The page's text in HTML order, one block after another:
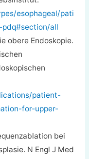
esophageal/pati
pdq#section/all
obere Endoskopie.
patient-
for-upper-
bei
N Engl J Med